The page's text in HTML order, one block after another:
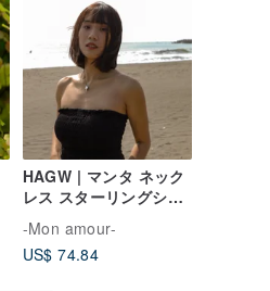
HAGW | マンタ ネック
レス スターリングシル
レス マンタ レイ デビ
ル フィッシュ シルバー
-Mon amour-
US$ 74.84